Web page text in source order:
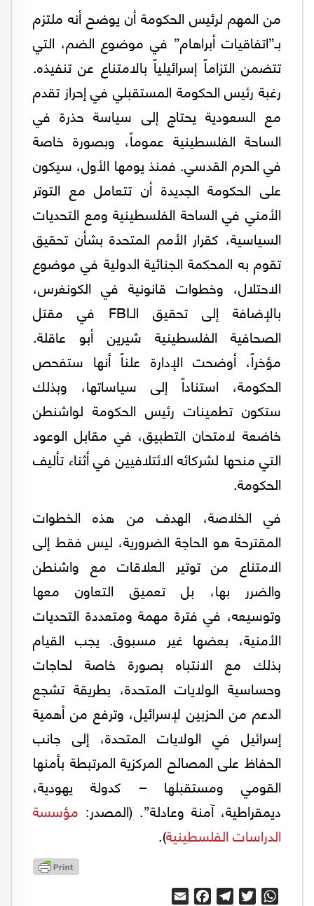
من المهم لرئيس الحكومة أن يوضح أنه ملتزم
بـ”اتفاقيات أبراهام” في موضوع الضم، التي
تتضمن التزاماً إسرائيلياً بالامتناع عن تنفيذه.
رغبة رئيس الحكومة المستقبلي في إحراز تقدم
مع السعودية يحتاج إلى سياسة حذرة في
الساحة الفلسطينية عموماً، وبصورة خاصة
في الحرم القدسي. فمنذ يومها الأول، سيكون
على الحكومة الجديدة أن تتعامل مع التوتر
الأمني في الساحة الفلسطينية ومع التحديات
السياسية، كقرار الأمم المتحدة بشأن تحقيق
تقوم به المحكمة الجنائية الدولية في موضوع
الاحتلال، وخطوات قانونية في الكونغرس،
بالإضافة إلى تحقيق الـFBI في مقتل
الصحافية الفلسطينية شيرين أبو عاقلة.
مؤخراً، أوضحت الإدارة علناً أنها ستفحص
الحكومة، استناداً إلى سياساتها، وبذلك
ستكون تطمينات رئيس الحكومة لواشنطن
خاضعة لامتحان التطبيق، في مقابل الوعود
التي منحها لشركائه الائتلافيين في أثناء تأليف
الحكومة.
في الخلاصة، الهدف من هذه الخطوات
المقترحة هو الحاجة الضرورية، ليس فقط إلى
الامتناع من توتير العلاقات مع واشنطن
والضرر بها، بل تعميق التعاون معها
وتوسيعه، في فترة مهمة ومتعددة التحديات
الأمنية، بعضها غير مسبوق. يجب القيام
بذلك مع الانتباه بصورة خاصة لحاجات
وحساسية الولايات المتحدة، بطريقة تشجع
الدعم من الحزبين لإسرائيل، وترفع من أهمية
إسرائيل في الولايات المتحدة، إلى جانب
الحفاظ على المصالح المركزية المرتبطة بأمنها
القومي ومستقبلها – كدولة يهودية،
ديمقراطية، آمنة وعادلة”. (المصدر: مؤسسة
الدراسات الفلسطينية).
WhatsApp
Twitter
Telegram
Facebook